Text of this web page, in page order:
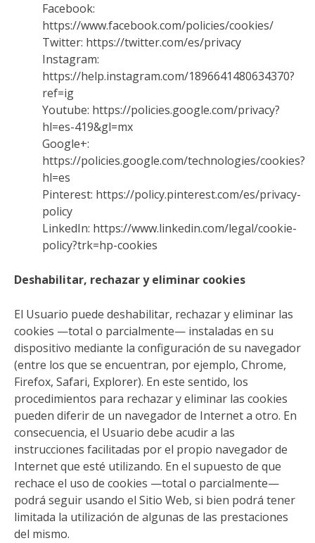
Facebook:
https://www.facebook.com/policies/cookies/
Twitter: https://twitter.com/es/privacy
Instagram:
https://help.instagram.com/1896641480634370?
ref=ig
Youtube: https://policies.google.com/privacy?
hl=es-419&gl=mx
Google+:
https://policies.google.com/technologies/cookies?
hl=es
Pinterest: https://policy.pinterest.com/es/privacy-
policy
LinkedIn: https://www.linkedin.com/legal/cookie-
policy?trk=hp-cookies
Deshabilitar, rechazar y eliminar cookies
El Usuario puede deshabilitar, rechazar y eliminar las
cookies —total o parcialmente— instaladas en su
dispositivo mediante la configuración de su navegador
(entre los que se encuentran, por ejemplo, Chrome,
Firefox, Safari, Explorer). En este sentido, los
procedimientos para rechazar y eliminar las cookies
pueden diferir de un navegador de Internet a otro. En
consecuencia, el Usuario debe acudir a las
instrucciones facilitadas por el propio navegador de
Internet que esté utilizando. En el supuesto de que
rechace el uso de cookies —total o parcialmente—
podrá seguir usando el Sitio Web, si bien podrá tener
limitada la utilización de algunas de las prestaciones
del mismo.